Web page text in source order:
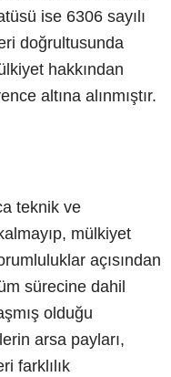
ise 6306 sayılı
doğrultusunda
hakkından
altına alınmıştır.
teknik ve
mülkiyet
açısından
sürecine dahil
olduğu
arsa payları,
farklılık